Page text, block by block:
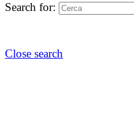
Search for:
Close search